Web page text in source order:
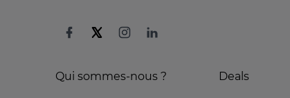
Qui sommes-nous ? Deals